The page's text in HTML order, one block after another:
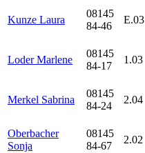
Kunze Laura
08145
84-46
E.03
Loder Marlene
08145
84-17
1.03
Merkel Sabrina
08145
84-24
2.04
Oberbacher
Sonja
08145
84-67
2.02